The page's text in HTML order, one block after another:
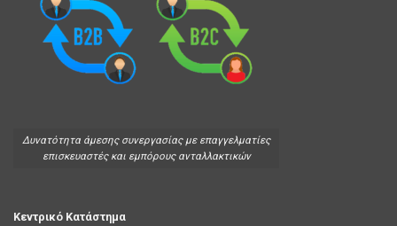
Δυνατότητα άμεσης συνεργασίας με επαγγελματίες
επισκευαστές και εμπόρους ανταλλακτικών
Κεντρικό Κατάστημα